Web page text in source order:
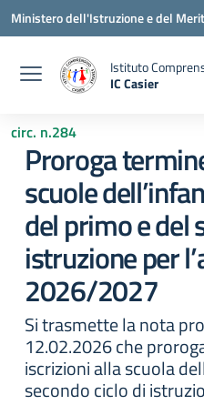
Vai ai contenuti
Vai al menu di navigazione
Vai al footer
Ministero dell'Istruzione e del
Istituto
IC Casier
circ. n.284
Proroga
scuole
del primo e del
istruzione per
2026/2027
Si trasmette la nota
12.02.2026 che
iscrizioni alla scuola
secondo ciclo di